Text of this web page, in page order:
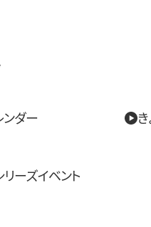
ンダー
ーズイベント